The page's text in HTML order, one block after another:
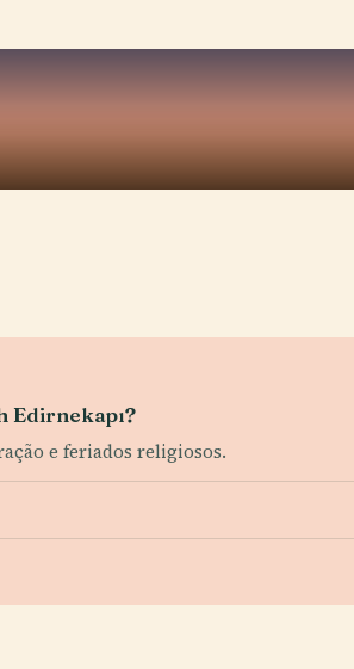
Edirnekapı?
e feriados religiosos.